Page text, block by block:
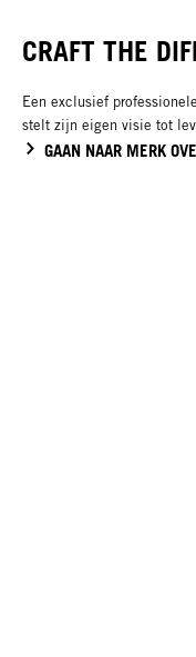
CRAFT THE
Een exclusief
stelt zijn eigen visie tot
GAAN NAAR MERK